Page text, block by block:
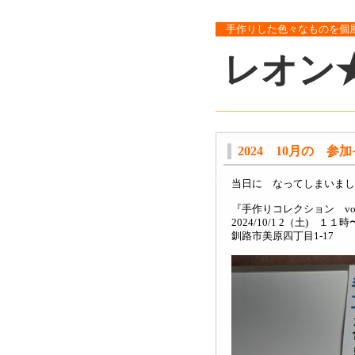
手作りした色々なものを個
レオン
2024 10月の 参加
当日に なってしまいま
『手作りコレクション
2024/10/1 2（土) １１時
釧路市美原四丁目1-17